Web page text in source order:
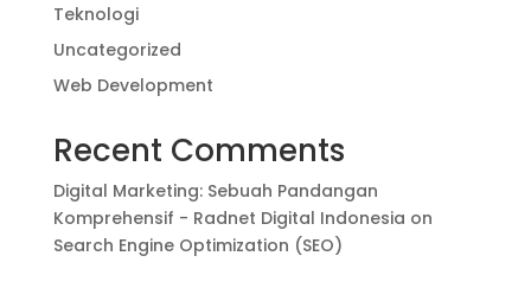
Teknologi
Uncategorized
Web Development
Recent Comments
Digital Marketing: Sebuah Pandangan
Komprehensif - Radnet Digital Indonesia on
Search Engine Optimization (SEO)